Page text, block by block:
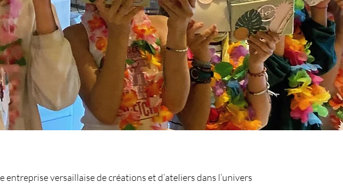
entreprise versaillaise de créations et d’ateliers dans l’univers